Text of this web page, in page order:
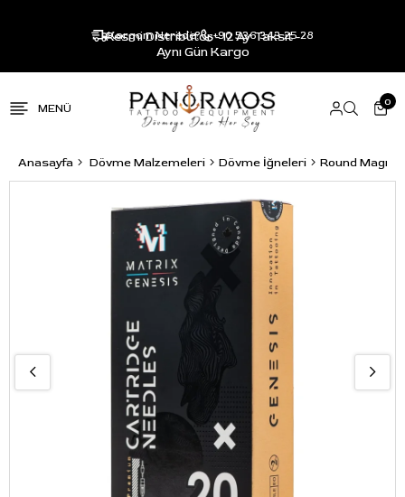
Resmi Distribütör - 12 Ay Taksit -
Aynı Gün Kargo
Kargom Nerede? +90 536 343 25 28
0
Anasayfa Dövme Malzemeleri Dövme İğneleri Round